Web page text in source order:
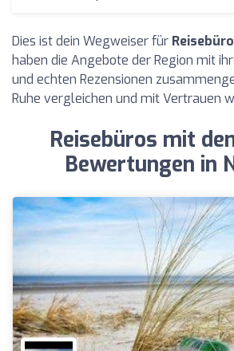
Dies ist dein Wegweiser für
haben die Angebote der Region mit
und echten Rezensionen
Ruhe vergleichen und mit Vertrauen
Reisebüros mit
Bewertungen in